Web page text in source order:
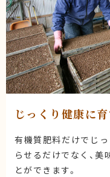
じっくり健康に
有機質肥料だけでじ
らせるだけでなく、美
とができます。